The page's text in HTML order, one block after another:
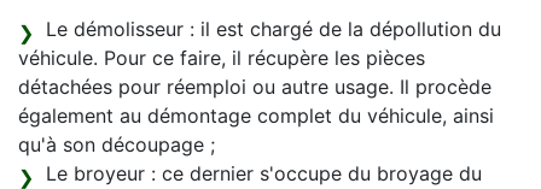
Le démolisseur : il est chargé de la dépollution du
véhicule. Pour ce faire, il récupère les pièces
détachées pour réemploi ou autre usage. Il procède
également au démontage complet du véhicule, ainsi
qu'à son découpage ;
Le broyeur : ce dernier s'occupe du broyage du